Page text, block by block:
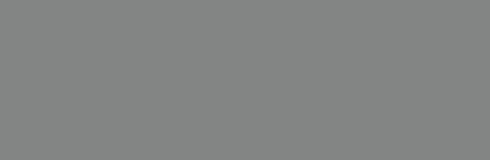
operatora
wygenerowany
dane o aktywności
stronom trzecim
wygenerowany